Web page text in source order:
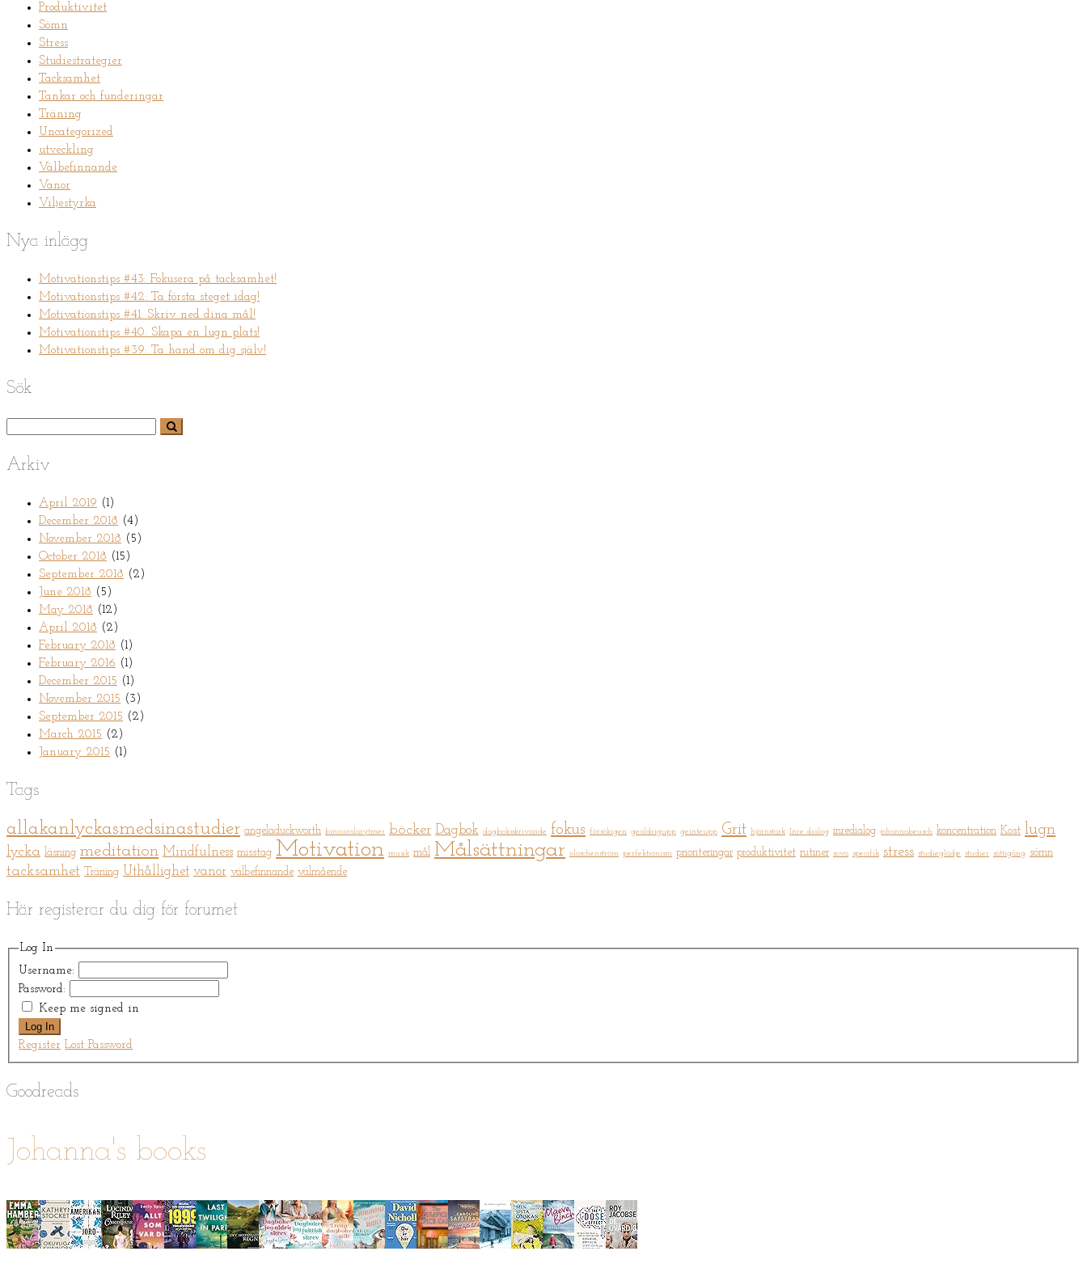
Produktivitet
Sömn
Stress
Studiestrategier
Tacksamhet
Tankar och funderingar
Träning
Uncategorized
utveckling
Välbefinnande
Vanor
Viljestyrka
Nya inlägg
Motivationstips #43: Fokusera på tacksamhet!
Motivationstips #42: Ta första steget idag!
Motivationstips #41: Skriv ned dina mål!
Motivationstips #40: Skapa en lugn plats!
Motivationstips #39: Ta hand om dig själv!
Sök
Arkiv
April 2019 (1)
December 2018 (4)
November 2018 (5)
October 2018 (15)
September 2018 (2)
June 2018 (5)
May 2018 (12)
April 2018 (2)
February 2018 (1)
February 2016 (1)
December 2015 (1)
November 2015 (3)
September 2015 (2)
March 2015 (2)
January 2015 (1)
Tags
allakanlyckasmedsinastudier angeladuckworth binauralarytmer böcker Dagbok dagboksskrivande fokus försökigen gealdrigupp geinteupp Grit hjärnstark Inre dialog inredialog johannabeusch koncentration Kost lugn
lycka läsning meditation Mindfulness misstag Motivation musik mål Målsättningar olaschenström perfektionism prioriteringar produktivitet rutiner sova specifik stress studieglädje studier sättigång sömn
tacksamhet Träning Uthållighet vanor välbefinnande välmående
Här registerar du dig för forumet
Log In
Username:
Password:
Keep me signed in
Log In
Register Lost Password
Goodreads
Johanna's books